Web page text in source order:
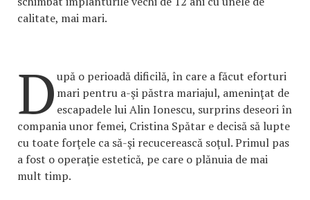
calitate, mai mari.
După o perioadă dificilă, în care a făcut eforturi
mari pentru a-şi păstra mariajul, ameninţat de
escapadele lui Alin Ionescu, surprins deseori în
compania unor femei, Cristina Spătar e decisă să lupte
cu toate forţele ca să-şi recucerească soţul. Primul pas
a fost o operaţie estetică, pe care o plănuia de mai
mult timp.